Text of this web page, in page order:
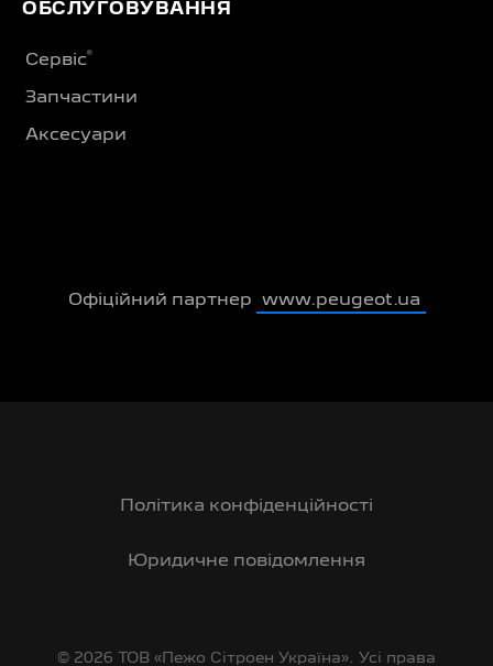
ОБСЛУГОВУВАННЯ
Сервіс®
Запчастини
Аксесуари
Офіційний партнер www.peugeot.ua
Політика конфіденційності
Юридичне повідомлення
© 2026 ТОВ «Пежо Сітроен Україна». Усі права